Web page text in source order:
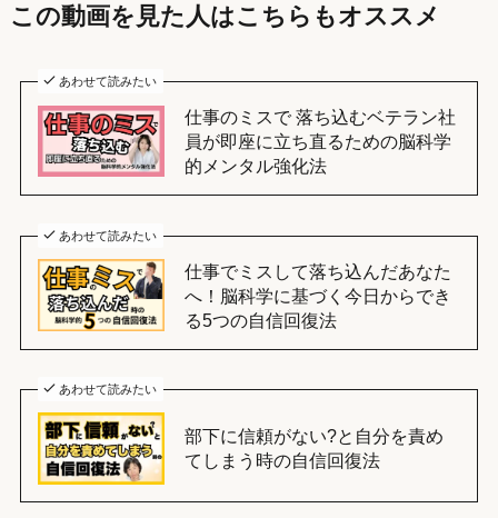
この動画を見た人はこちらもオススメ
あわせて読みたい
仕事のミスで 落ち込むベテラン社
員が即座に立ち直るための脳科学
的メンタル強化法
あわせて読みたい
仕事でミスして落ち込んだあなた
へ！脳科学に基づく今日からでき
る5つの自信回復法
あわせて読みたい
部下に信頼がない?と自分を責め
てしまう時の自信回復法